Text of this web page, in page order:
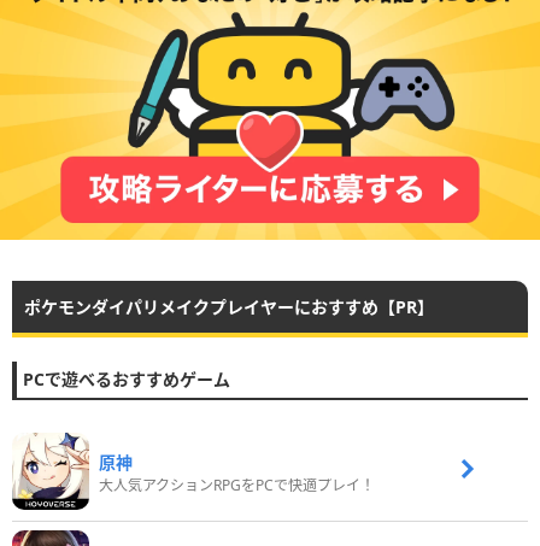
ポケモンダイパリメイクプレイヤーにおすすめ【PR】
PCで遊べるおすすめゲーム
原神
大人気アクションRPGをPCで快適プレイ！